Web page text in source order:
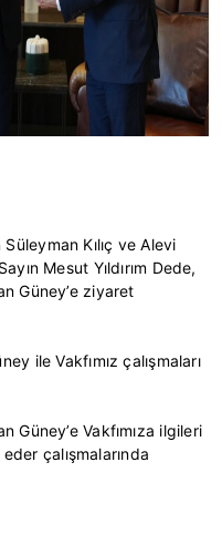
Kılıç ve Alevi
Mesut Yıldırım Dede,
Güney’e ziyaret
ile Vakfımız çalışmaları
Güney’e Vakfımıza ilgileri
çalışmalarında